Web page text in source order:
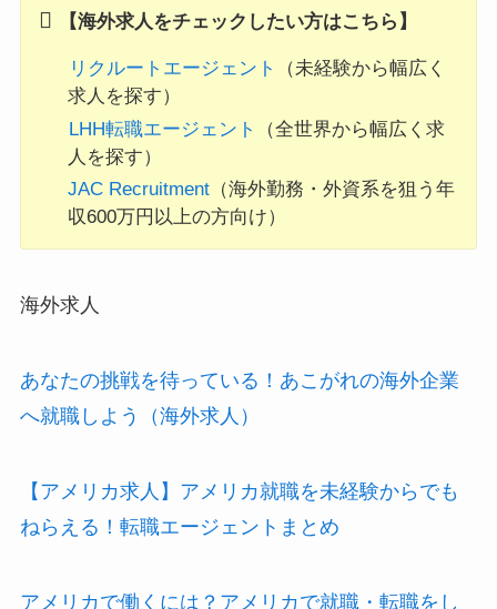
【海外求人をチェックしたい方はこちら】
リクルートエージェント
（未経験から幅広く
求人を探す）
LHH転職エージェント
（全世界から幅広く求
人を探す）
JAC Recruitment （海外勤務・外資系を狙う年
収600万円以上の方向け）
海外求人
あなたの挑戦を待っている！あこがれの海外企業
へ就職しよう（海外求人）
【アメリカ求人】アメリカ就職を未経験からでも
ねらえる！転職エージェントまとめ
アメリカで働くには？アメリカで就職・転職をし